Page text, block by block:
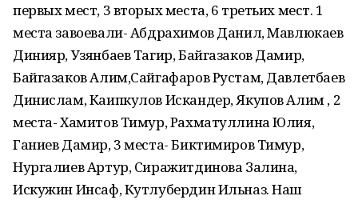
первых мест, 3 вторых места, 6 третьих мест. 1
места завоевали- Абдрахимов Данил, Мавлюкаев
Динияр, Узянбаев Тагир, Байгазаков Дамир,
Байгазаков Алим,Сайгафаров Рустам, Давлетбаев
Динислам, Каипкулов Искандер, Якупов Алим , 2
места- Хамитов Тимур, Рахматуллина Юлия,
Ганиев Дамир, 3 места- Биктимиров Тимур,
Нургалиев Артур, Сиражитдинова Залина,
Искужин Инсаф, Кутлубердин Ильназ. Наш